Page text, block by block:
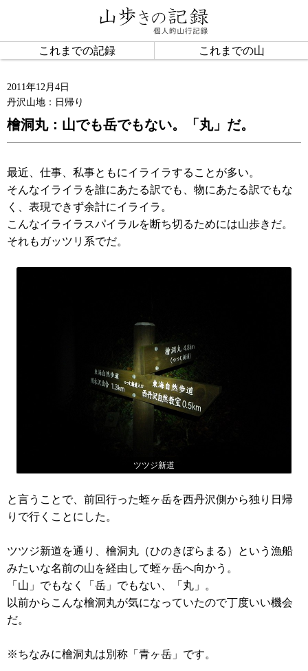
これまでの記録 これまでの山
2011年12月4日
丹沢山地：日帰り
檜洞丸：山でも岳でもない。「丸」だ。
最近、仕事、私事ともにイライラすることが多い。
そんなイライラを誰にあたる訳でも、物にあたる訳でもな
く、表現できず余計にイライラ。
こんなイライラスパイラルを断ち切るためには山歩きだ。
それもガッツリ系でだ。
ツツジ新道
と言うことで、前回行った蛭ヶ岳を西丹沢側から独り日帰
りで行くことにした。
ツツジ新道を通り、檜洞丸（ひのきぼらまる）という漁船
みたいな名前の山を経由して蛭ヶ岳へ向かう。
「山」でもなく「岳」でもない、「丸」。
以前からこんな檜洞丸が気になっていたので丁度いい機会
だ。
※ちなみに檜洞丸は別称「青ヶ岳」です。